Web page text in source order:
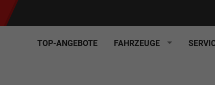
TOP-ANGEBOTE FAHRZEUGE